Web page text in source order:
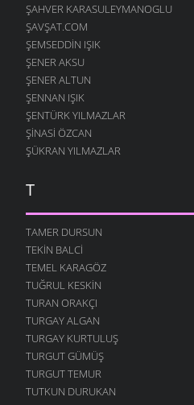
ŞAHVER KARASULEYMANOGLU
ŞAVŞAT.COM
ŞEMSEDDIN IŞIK
ŞENER AKSU
ŞENER ALTUN
ŞENNAN IŞIK
ŞENTÜRK YILMAZLAR
ŞINASI ÖZCAN
ŞÜKRAN YILMAZLAR
T
TAMER DURSUN
TEKIN BALCI
TEMEL KARAGÖZ
TUĞRUL KESKIN
TURAN ORAKÇI
TURGAY ALGAN
TURGAY KURTULUŞ
TURGUT GÜMÜŞ
TURGUT TEMUR
TUTKUN DURUKAN